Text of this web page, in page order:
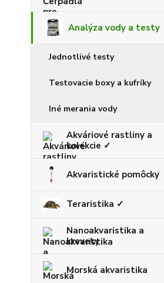
Analýza vody a testy
Jednotlivé testy
Testovacie boxy a kufríky
Iné merania vody
Akváriové rastliny a
kolekcie ✓
Akvaristické pomôcky
Teraristika ✓
Nanoakvaristika a
krevety
Morská akvaristika